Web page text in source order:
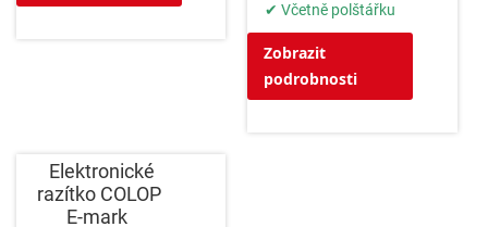
✔ Včetně polštářku
Zobrazit
podrobnosti
Elektronické
razítko COLOP
E-mark